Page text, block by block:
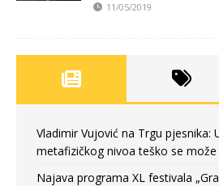
11/05/2019
Vladimir Vujović na Trgu pjesnika:
metafizičkog nivoa teško se
Najava programa XL festivala